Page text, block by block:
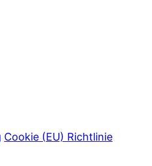
Cookie (EU) Richtlinie